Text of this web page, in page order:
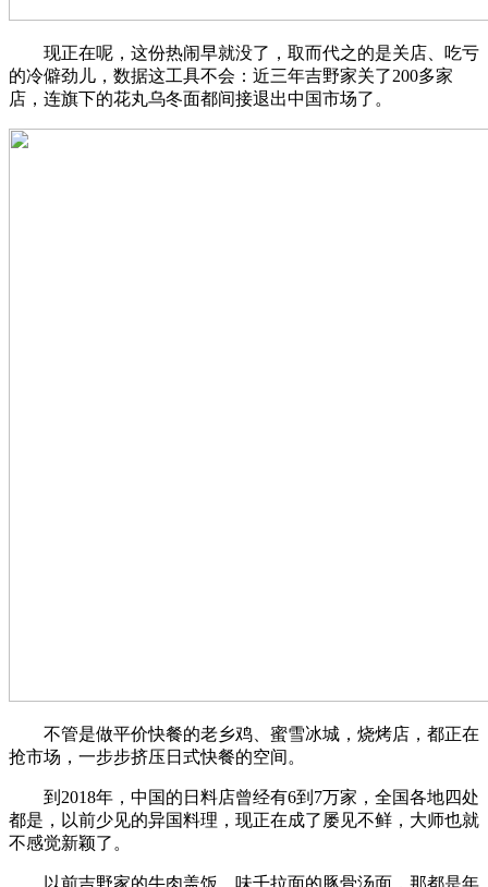
现正在呢，这份热闹早就没了，取而代之的是关店、吃亏
的冷僻劲儿，数据这工具不会：近三年吉野家关了200多家
店，连旗下的花丸乌冬面都间接退出中国市场了。
不管是做平价快餐的老乡鸡、蜜雪冰城，烧烤店，都正在
抢市场，一步步挤压日式快餐的空间。
到2018年，中国的日料店曾经有6到7万家，全国各地四处
都是，以前少见的异国料理，现正在成了屡见不鲜，大师也就
不感觉新颖了。
以前吉野家的牛肉盖饭、味千拉面的豚骨汤面，那都是年